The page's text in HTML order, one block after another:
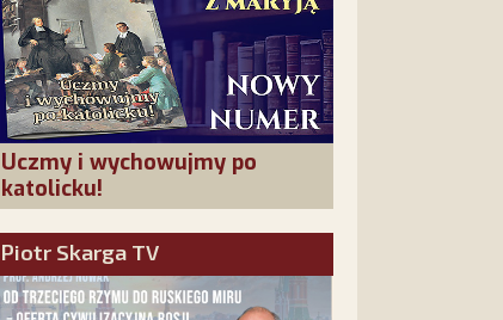
Uczmy i wychowujmy po
katolicku!
Piotr Skarga TV